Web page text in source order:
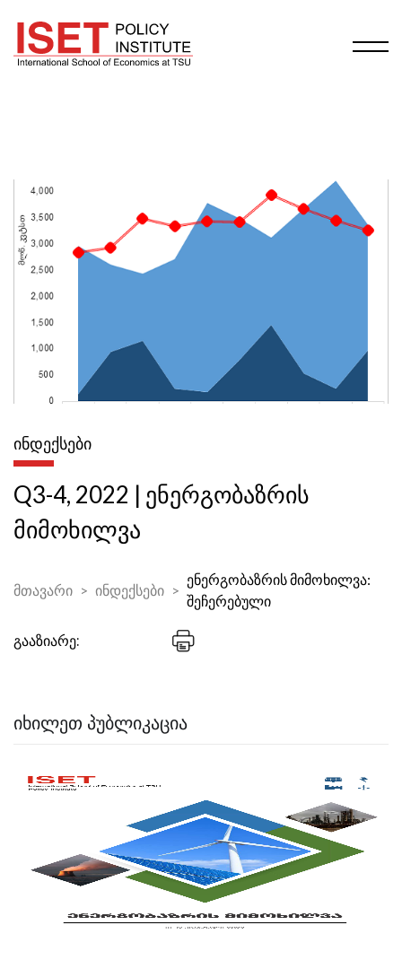
ᲘᲜᲓᲔᲥᲡᲔᲑᲘ
Q3-4, 2022 | ენერგობაზრის
მიმოხილვა
მთავარი ინდექსები
ენერგობაზრის მიმოხილვა:
შეჩერებული
გააზიარე:
ᲘᲮᲘᲚᲔᲗ ᲞᲣᲑᲚᲘᲙᲐᲪᲘᲐ